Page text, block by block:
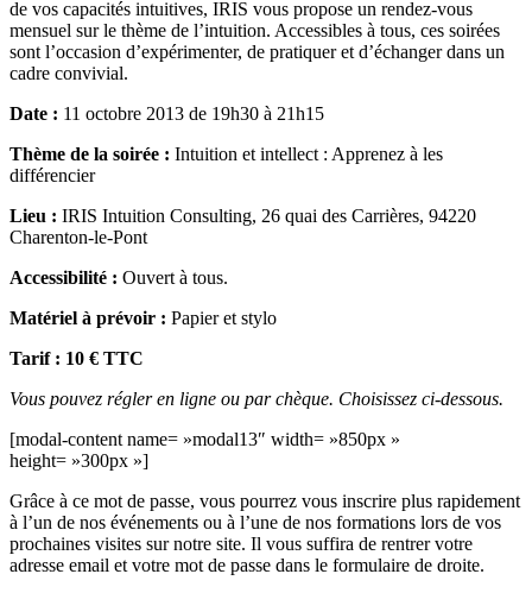
de vos capacités intuitives, IRIS vous propose un rendez-vous
mensuel sur le thème de l’intuition. Accessibles à tous, ces soirées
sont l’occasion d’expérimenter, de pratiquer et d’échanger dans un
cadre convivial.
Date : 11 octobre 2013 de 19h30 à 21h15
Thème de la soirée : Intuition et intellect : Apprenez à les
différencier
Lieu : IRIS Intuition Consulting, 26 quai des Carrières, 94220
Charenton-le-Pont
Accessibilité : Ouvert à tous.
Matériel à prévoir : Papier et stylo
Tarif : 10 € TTC
Vous pouvez régler en ligne ou par chèque. Choisissez ci-dessous.
[modal-content name= »modal13″ width= »850px »
height= »300px »]
Grâce à ce mot de passe, vous pourrez vous inscrire plus rapidement
à l’un de nos événements ou à l’une de nos formations lors de vos
prochaines visites sur notre site. Il vous suffira de rentrer votre
adresse email et votre mot de passe dans le formulaire de droite.